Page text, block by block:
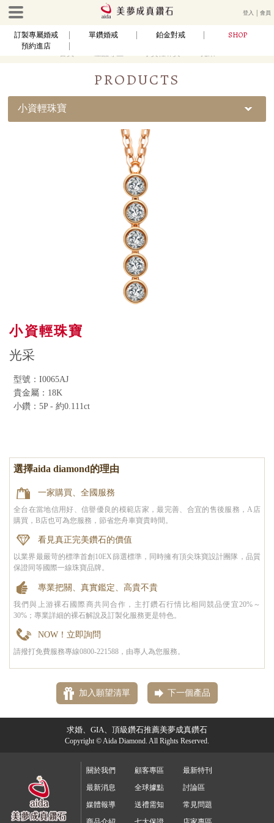
登入 │會員
訂製專屬婚戒 單鑽婚戒 鉑金對戒 SHOP
預約進店
首頁
PRODUCTS
小資輕珠寶
小資輕珠寶
光采
型號：I0065AJ
貴金屬：18K
小鑽：5P - 約0.111ct
選擇aida diamond的理由
一家購買、全國服務
全台在當地信用好、信譽優良的模範店家，最完善、合宜的售後服務，A店
購買，B店也可為您服務，節省您舟車寶貴時間。
看見真正完美鑽石的價值
以業界最嚴苛的標準首創10EX篩選標準，同時擁有頂尖珠寶設計團隊，品質
保證同等國際一線珠寶品牌。
專業把關、真實鑑定、高貴不貴
我們與上游裸石國際商共同合作，主打鑽石行情比相同競品便宜20%～
30%；專業詳細的裸石解說及訂製化服務更是特色。
NOW！立即詢問
請撥打免費服務專線0800-221588，由專人為您服務。
加入願望清單 下一個產品
求婚、GIA、頂級鑽石推薦美夢成真鑽石
Copyright © Aida Diamond. All Rights Reserved.
關於我們
最新消息
媒體報導
顧客專區
全球據點
送禮需知
最新特刊
討論區
常見問題